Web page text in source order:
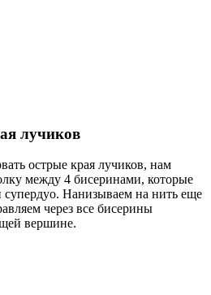
лучиков
острые края лучиков, нам
между 4 бисеринами, которые
супердуо. Нанизываем на нить еще
через все бисерины
вершине.